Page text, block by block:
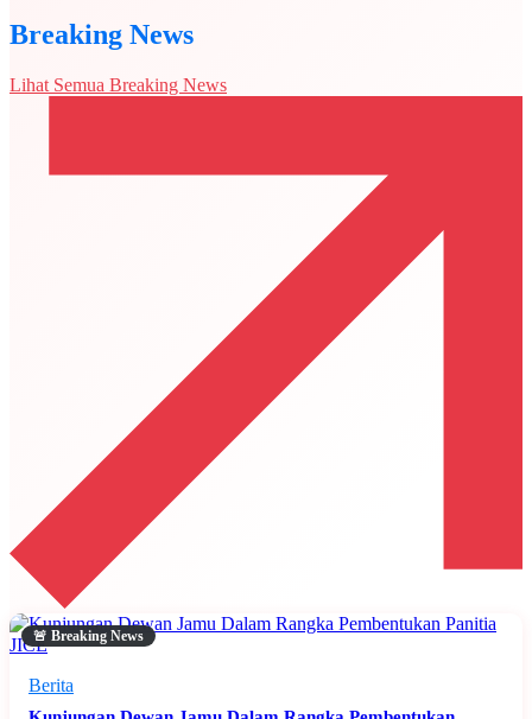
Breaking News
Lihat Semua Breaking News
🚨 Breaking News
Berita